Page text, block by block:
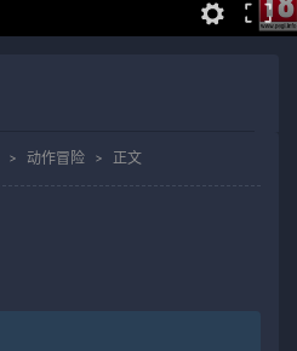
动作冒险 正文